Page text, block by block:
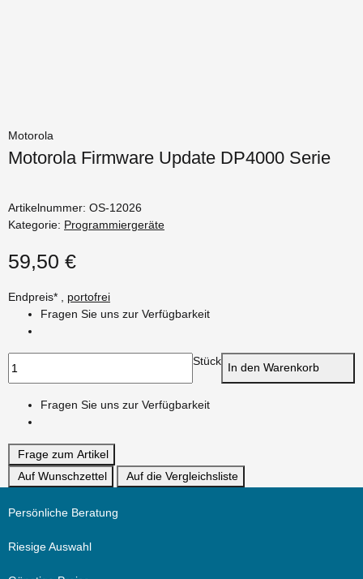
Motorola
Motorola Firmware Update DP4000 Serie
Artikelnummer: OS-12026
Kategorie: Programmiergeräte
59,50 €
Endpreis* , portofrei
Fragen Sie uns zur Verfügbarkeit
Stück In den Warenkorb
Fragen Sie uns zur Verfügbarkeit
Frage zum Artikel
Auf Wunschzettel
Auf die Vergleichsliste
Persönliche Beratung
Riesige Auswahl